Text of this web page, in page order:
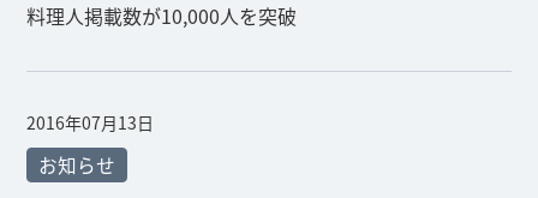
料理人掲載数が10,000人を突破
2016年07月13日
お知らせ